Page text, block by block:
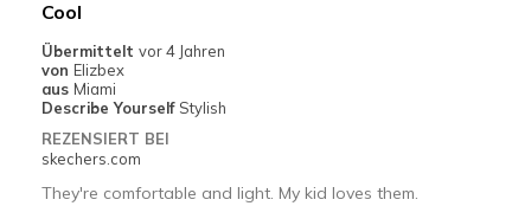
Going Out
Width
Sizing
View On Shoes
Shoes are for Wearing
Cool
Übermittelt vor 4 Jahren
von Elizbex
aus Miami
Describe Yourself Stylish
REZENSIERT BEI
skechers.com
They're comfortable and light. My kid loves them.